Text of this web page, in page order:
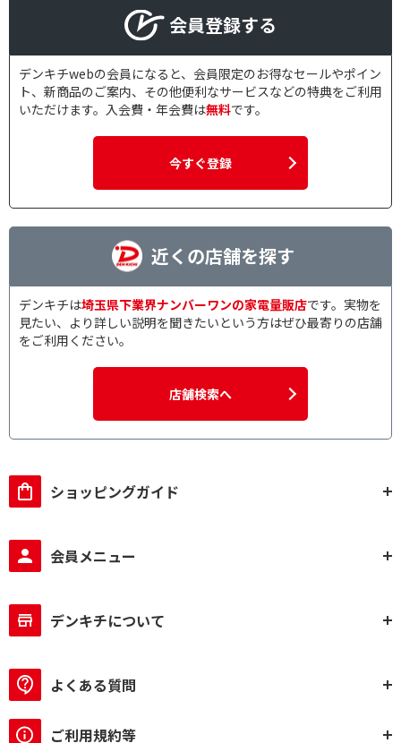
会員登録する
デンキチwebの会員になると、会員限定のお得なセールやポイン
ト、新商品のご案内、その他便利なサービスなどの特典をご利用
いただけます。入会費・年会費は無料です。
今すぐ登録
近くの店舗を探す
デンキチは埼玉県下業界ナンバーワンの家電量販店です。実物を
見たい、より詳しい説明を聞きたいという方はぜひ最寄りの店舗
をご利用ください。
店舗検索へ
ショッピングガイド
会員メニュー
デンキチについて
よくある質問
ご利用規約等